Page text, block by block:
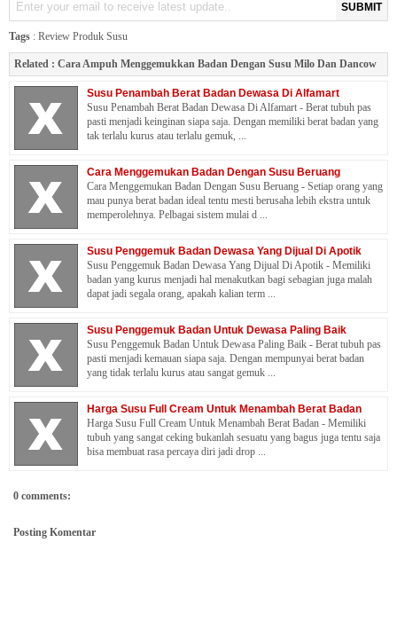
SUBMIT
Tags : Review Produk Susu
Related : Cara Ampuh Menggemukkan Badan Dengan Susu Milo Dan Dancow
Susu Penambah Berat Badan Dewasa Di Alfamart
Susu Penambah Berat Badan Dewasa Di Alfamart - Berat tubuh pas
pasti menjadi keinginan siapa saja. Dengan memiliki berat badan yang
tak terlalu kurus atau terlalu gemuk, ...
Cara Menggemukan Badan Dengan Susu Beruang
Cara Menggemukan Badan Dengan Susu Beruang - Setiap orang yang
mau punya berat badan ideal tentu mesti berusaha lebih ekstra untuk
memperolehnya. Pelbagai sistem mulai d ...
Susu Penggemuk Badan Dewasa Yang Dijual Di Apotik
Susu Penggemuk Badan Dewasa Yang Dijual Di Apotik - Memiliki
badan yang kurus menjadi hal menakutkan bagi sebagian juga malah
dapat jadi segala orang, apakah kalian term ...
Susu Penggemuk Badan Untuk Dewasa Paling Baik
Susu Penggemuk Badan Untuk Dewasa Paling Baik - Berat tubuh pas
pasti menjadi kemauan siapa saja. Dengan mempunyai berat badan
yang tidak terlalu kurus atau sangat gemuk ...
Harga Susu Full Cream Untuk Menambah Berat Badan
Harga Susu Full Cream Untuk Menambah Berat Badan - Memiliki
tubuh yang sangat ceking bukanlah sesuatu yang bagus juga tentu saja
bisa membuat rasa percaya diri jadi drop ...
0 comments:
Posting Komentar